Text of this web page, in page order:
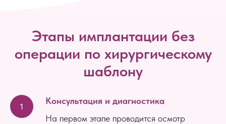
Этапы имплантации без
операции по хирургическому
шаблону
Консультация и диагностика
На первом этапе проводится осмотр